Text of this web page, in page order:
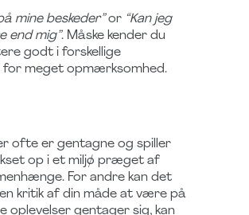
mine beskeder”or“Kan jeg
end mig”. Måske kender du
godt i forskellige
for meget opmærksomhed.
ofte er gentagne og spiller
op i et miljø præget af
For andre kan det
kritik af din måde at være på
oplevelser gentager sig, kan